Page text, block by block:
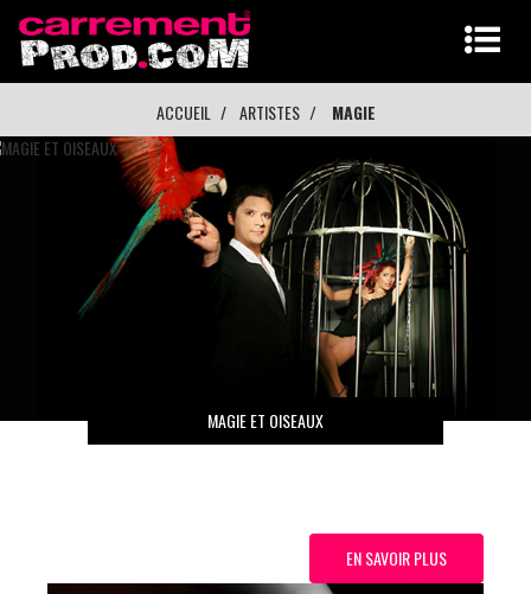
ACCUEIL ARTISTES MAGIE
MAGIE ET OISEAUX
EN SAVOIR PLUS